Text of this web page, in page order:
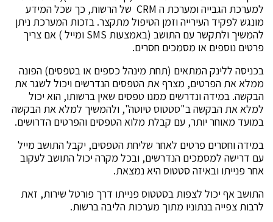
למערכת הגבייה ומערכת ה CRM של הרשות, כך שכל המידע
מונגש לפקיד העירייה וזמן הטיפול מתקצר. בזכות המערכת ניתן
להמשיך ולתקשר עם התושב (באמצעות SMS ומייל ) אם צריך
פרטים נוספים או מסמכים חסרים.
בכניסה ללינק המתאים (תחת מינהל כספים או בטפסים) הפונה
ממלא את הפרטים, מצרף את הטפסים הנדרשים ויכול לשגר את
הבקשה. במידה ונדרשים ממנו טפסים שאין ברשותו, הוא יכול
למלא את הבקשה ב"סטטוס טיוטה", ולהמשיך למלא את הבקשה
במועד מאוחר יותר, עם קבלת מלוא הטפסים והפרטים הדרושים.
במידה וחסרים פרטים לאחר שליחת הטפסים, יקבל התושב מייל
עם דרישה למסמכים הנדרשים, ובכל מקרה יכול התושב לעקוב
אחר פנייתו ובאיזה סטטוס היא נמצאת.
התושב אף יכול לצפות בסטטוס פנייתו דרך פורטל שירות, זאת
לרבות צפייה בנתוניו מתוך מערכות הליבה ברשות.